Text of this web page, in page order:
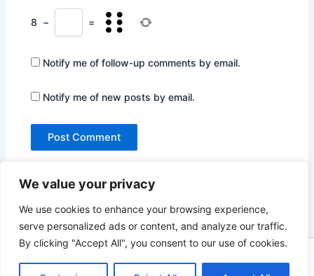
We value your privacy
We use cookies to enhance your browsing experience,
serve personalized ads or content, and analyze our traffic.
By clicking "Accept All", you consent to our use of cookies.
8 − =
Notify me of follow-up comments by email.
Notify me of new posts by email.
Copyright © 2026 Not Only Hollywood | Powered byAstra